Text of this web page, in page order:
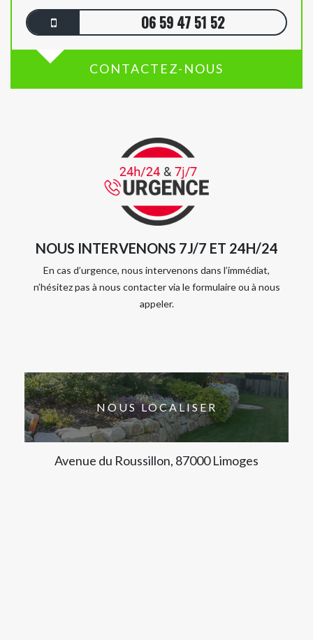
06 59 47 51 52
CONTACTEZ-NOUS
NOUS INTERVENONS 7J/7 ET 24H/24
En cas d’urgence, nous intervenons dans l’immédiat,
n’hésitez pas à nous contacter via le formulaire ou à nous
appeler.
NOUS LOCALISER
Avenue du Roussillon, 87000 Limoges